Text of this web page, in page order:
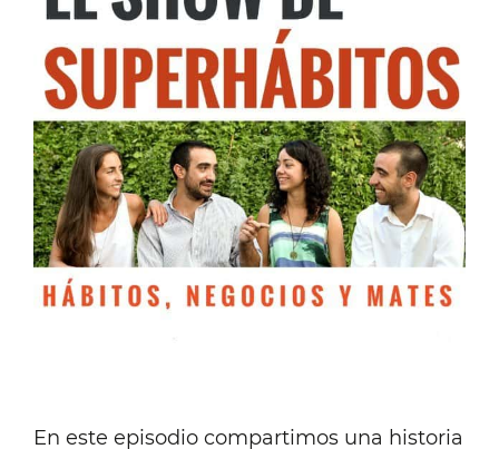
En este episodio compartimos una historia